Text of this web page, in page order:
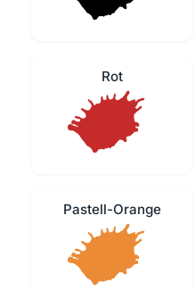
Rot
Pastell-Orange